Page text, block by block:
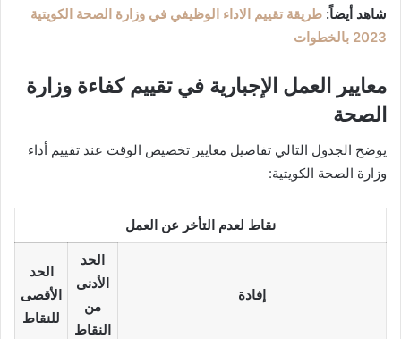
شاهد أيضاً: طريقة تقييم الاداء الوظيفي في وزارة الصحة الكويتية
2023 بالخطوات
معايير العمل الإجبارية في تقييم كفاءة وزارة
الصحة
يوضح الجدول التالي تفاصيل معايير تخصيص الوقت عند تقييم أداء
وزارة الصحة الكويتية:
نقاط لعدم التأخر عن العمل
إفادة
الحد
الأدنى
من
النقاط
الحد
الأقصى
للنقاط